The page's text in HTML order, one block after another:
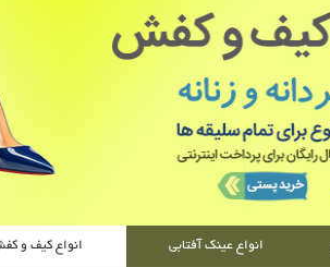
انواع عینک آفتابی انواع کیف و